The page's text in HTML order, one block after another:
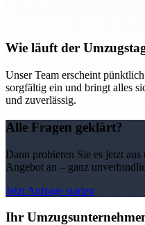
Wie läuft der
Unser Team erscheint
sorgfältig ein und bringt alles
und zuverlässig.
Alle Fragen geklärt?
Dann probieren Sie es jetzt
Angebot an – ganz
Jetzt Anfrage starten
Ihr